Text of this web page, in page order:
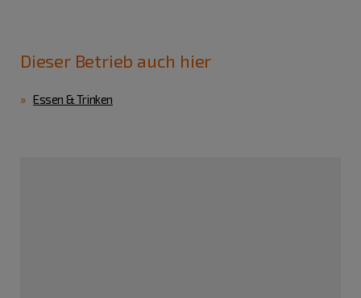
Dieser Betrieb auch hier
Essen & Trinken